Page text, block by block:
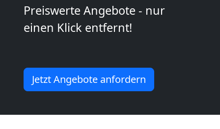
Preiswerte Angebote - nur
einen Klick entfernt!
Jetzt Angebote anfordern
Möbeltransport
Beiladung